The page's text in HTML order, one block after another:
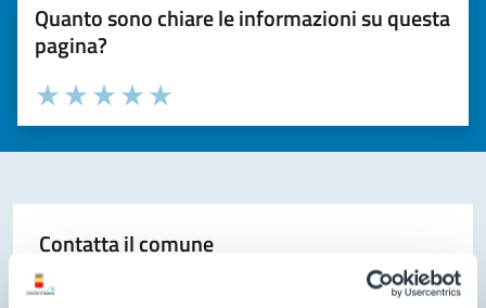
Quanto sono chiare le informazioni su questa
pagina?
Valuta la chiarezza delle informazioni (da 1 a 5 stelle)
Seleziona il numero di stelle per valutare la chiarezza delle
Valuta 5 stelle su 5
Valuta 4 stelle su 5
Valuta 3 stelle su 5
Valuta 2 stelle su 5
Valuta 1 stelle su 5
Contatta il comune